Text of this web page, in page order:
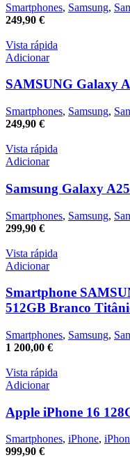
Smartphones, Samsung,
249,90 €
Vista rápida
Adicionar
SAMSUNG Galaxy
Smartphones, Samsung,
249,90 €
Vista rápida
Adicionar
Samsung Galaxy
Smartphones, Samsung,
299,90 €
Vista rápida
Adicionar
Smartphone
512GB Branco
Smartphones, Samsung,
1 200,00 €
Vista rápida
Adicionar
Apple iPhone 16
Smartphones, iPhone,
999,90 €